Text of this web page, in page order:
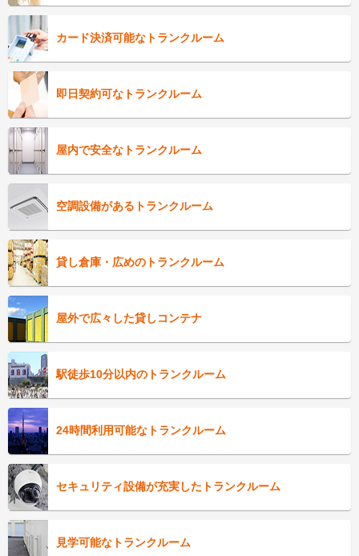
カード決済可能なトランクルーム
即日契約可なトランクルーム
屋内で安全なトランクルーム
空調設備があるトランクルーム
貸し倉庫・広めのトランクルーム
屋外で広々した貸しコンテナ
駅徒歩10分以内のトランクルーム
24時間利用可能なトランクルーム
セキュリティ設備が充実したトランクルーム
見学可能なトランクルーム